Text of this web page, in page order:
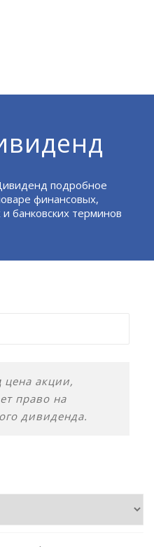
подробное
финансовых,
банковских терминов
цена акции,
право на
дивиденда.